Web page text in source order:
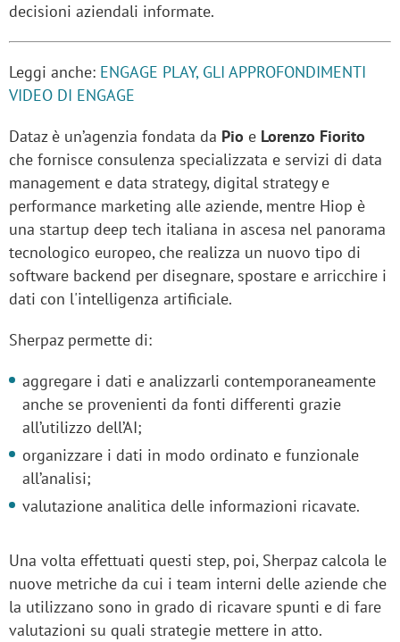
decisioni aziendali informate.
Leggi anche: ENGAGE PLAY, GLI APPROFONDIMENTI
VIDEO DI ENGAGE
Dataz è un’agenzia fondata da Pio e Lorenzo Fiorito
che fornisce consulenza specializzata e servizi di data
management e data strategy, digital strategy e
performance marketing alle aziende, mentre Hiop è
una startup deep tech italiana in ascesa nel panorama
tecnologico europeo, che realizza un nuovo tipo di
software backend per disegnare, spostare e arricchire i
dati con l'intelligenza artificiale.
Sherpaz permette di:
aggregare i dati e analizzarli contemporaneamente
anche se provenienti da fonti differenti grazie
all’utilizzo dell’AI;
organizzare i dati in modo ordinato e funzionale
all’analisi;
valutazione analitica delle informazioni ricavate.
Una volta effettuati questi step, poi, Sherpaz calcola le
nuove metriche da cui i team interni delle aziende che
la utilizzano sono in grado di ricavare spunti e di fare
valutazioni su quali strategie mettere in atto.